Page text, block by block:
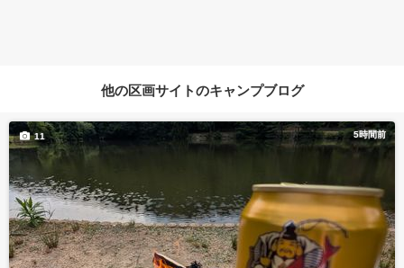
他の区画サイトのキャンプブログ
5時間前
11